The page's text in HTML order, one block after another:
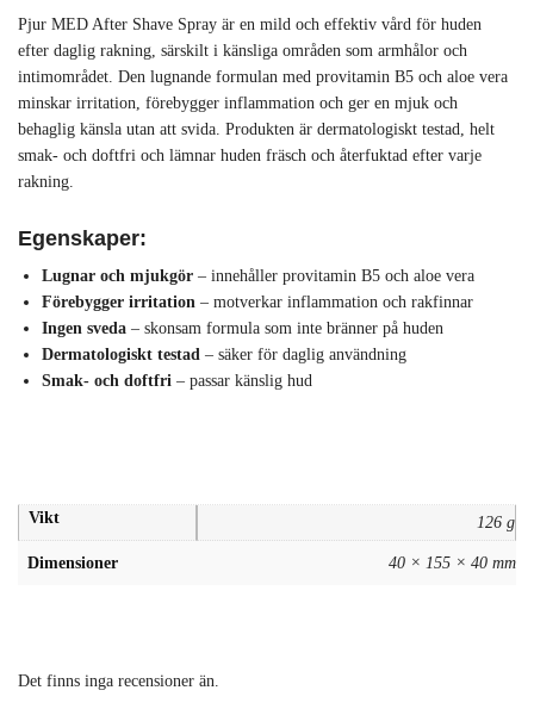
Pjur MED After Shave Spray är en mild och effektiv vård för huden
efter daglig rakning, särskilt i känsliga områden som armhålor och
intimområdet. Den lugnande formulan med provitamin B5 och aloe vera
minskar irritation, förebygger inflammation och ger en mjuk och
behaglig känsla utan att svida. Produkten är dermatologiskt testad, helt
smak- och doftfri och lämnar huden fräsch och återfuktad efter varje
rakning.
Egenskaper:
Lugnar och mjukgör – innehåller provitamin B5 och aloe vera
Förebygger irritation – motverkar inflammation och rakfinnar
Ingen sveda – skonsam formula som inte bränner på huden
Dermatologiskt testad – säker för daglig användning
Smak- och doftfri – passar känslig hud
Vikt 126 g
Dimensioner 40 × 155 × 40 mm
Det finns inga recensioner än.